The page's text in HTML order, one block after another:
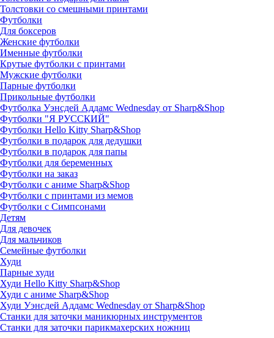
Толстовки со смешными принтами
Футболки
Для боксеров
Женские футболки
Именные футболки
Крутые футболки с принтами
Мужские футболки
Парные футболки
Прикольные футболки
Футболка Уэнсдей Аддамс Wednesday от Sharp&Shop
Футболки "Я РУССКИЙ"
Футболки Hello Kitty Sharp&Shop
Футболки в подарок для дедушки
Футболки в подарок для папы
Футболки для беременных
Футболки на заказ
Футболки с аниме Sharp&Shop
Футболки с принтами из мемов
Футболки с Симпсонами
Детям
Для девочек
Для мальчиков
Семейные футболки
Худи
Парные худи
Худи Hello Kitty Sharp&Shop
Худи с аниме Sharp&Shop
Худи Уэнсдей Аддамс Wednesday от Sharp&Shop
Станки для заточки маникюрных инструментов
Станки для заточки парикмахерских ножниц